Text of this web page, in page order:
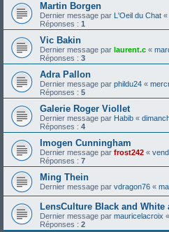
Martin Borgen
Dernier message par L'Oeil du Chat «
Réponses : 1
Vic Bakin
Dernier message par laurent.c «
Réponses : 3
Adra Pallon
Dernier message par phildu24 «
Réponses : 5
Galerie Roger Viollet
Dernier message par Habib «
Réponses : 4
Imogen Cunningham
Dernier message par frost242 «
Réponses : 7
Ming Thein
Dernier message par vdragon76 «
LensCulture Black and White
Dernier message par mauricelacroix «
Réponses : 2